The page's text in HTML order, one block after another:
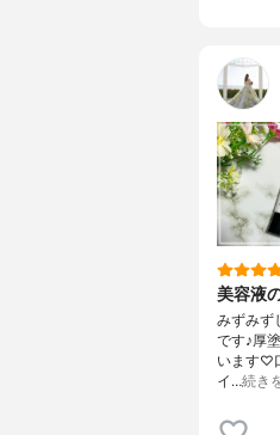
美容液
みずみず
です♪厚
います♡
イ…続き